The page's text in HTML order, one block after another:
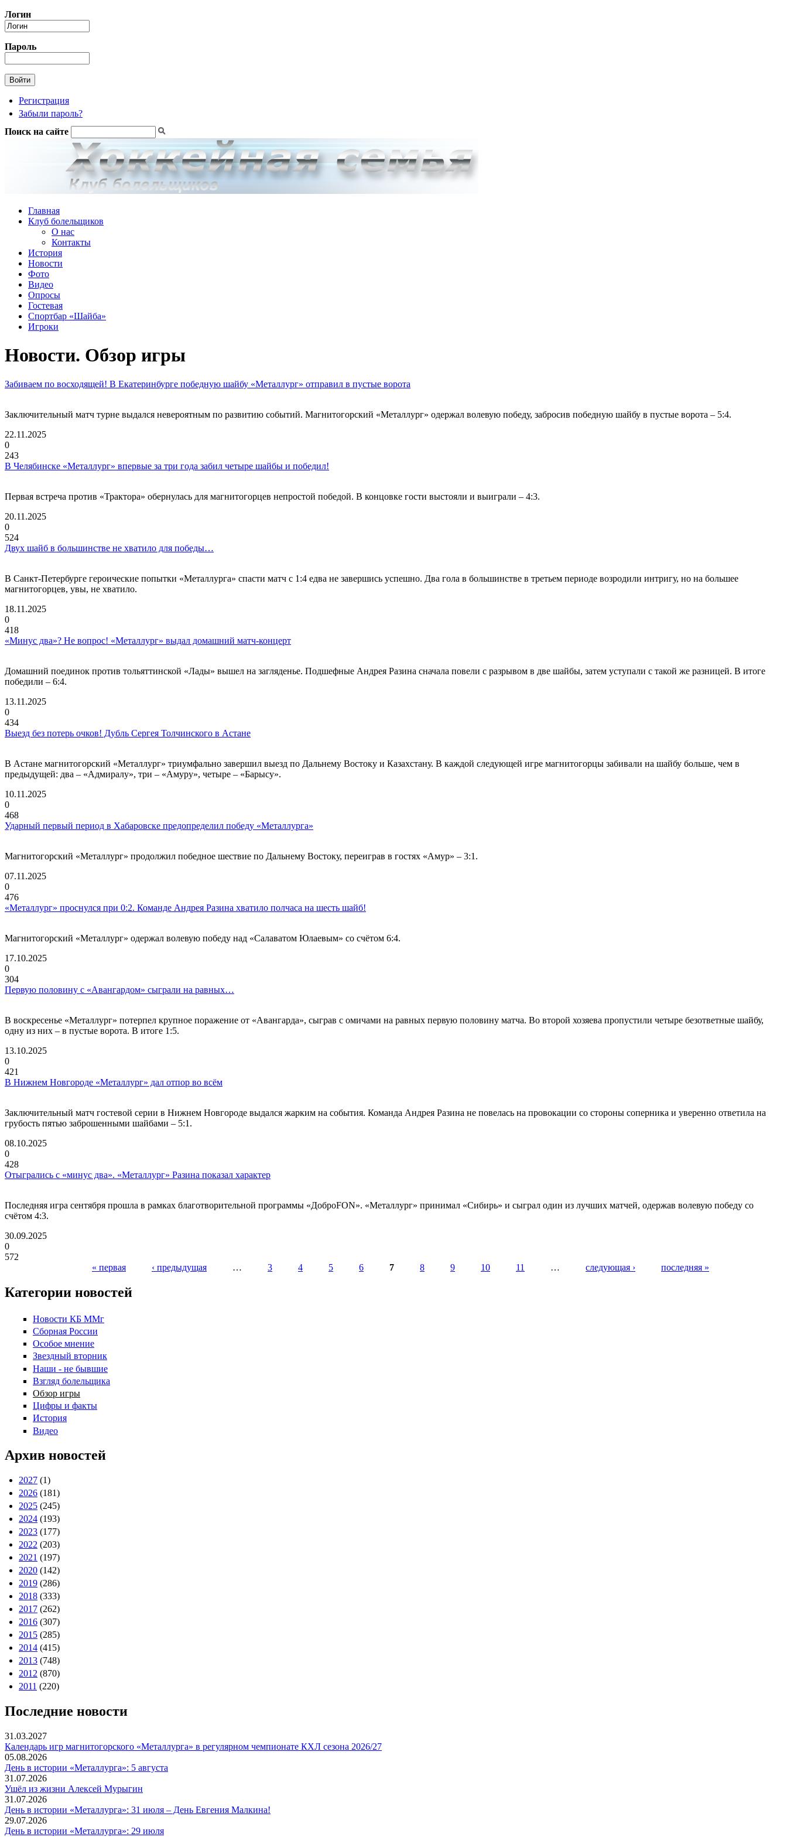
Перейти к основному содержанию
Логин
Пароль
Регистрация
Забыли пароль?
Форма поиска
Поиск на сайте
Главная
Клуб болельщиков
О нас
Контакты
История
Новости
Фото
Видео
Опросы
Гостевая
Спортбар «Шайба»
Игроки
Новости. Обзор игры
Забиваем по восходящей! В Екатеринбурге победную шайбу «Металлург» отправил в пустые ворота
Заключительный матч турне выдался невероятным по развитию событий. Магнитогорский «Металлург» одержал волевую победу, забросив победную шайбу в пустые ворота – 5:4.
22.11.2025
0
243
В Челябинске «Металлург» впервые за три года забил четыре шайбы и победил!
Первая встреча против «Трактора» обернулась для магнитогорцев непростой победой. В концовке гости выстояли и выиграли – 4:3.
20.11.2025
0
524
Двух шайб в большинстве не хватило для победы…
В Санкт-Петербурге героические попытки «Металлурга» спасти матч с 1:4 едва не завершись успешно. Два гола в большинстве в третьем периоде возродили интригу, но на большее
магнитогорцев, увы, не хватило.
18.11.2025
0
418
«Минус два»? Не вопрос! «Металлург» выдал домашний матч-концерт
Домашний поединок против тольяттинской «Лады» вышел на загляденье. Подшефные Андрея Разина сначала повели с разрывом в две шайбы, затем уступали с такой же разницей. В итоге
победили – 6:4.
13.11.2025
0
434
Выезд без потерь очков! Дубль Сергея Толчинского в Астане
В Астане магнитогорский «Металлург» триумфально завершил выезд по Дальнему Востоку и Казахстану. В каждой следующей игре магнитогорцы забивали на шайбу больше, чем в
предыдущей: два – «Адмиралу», три – «Амуру», четыре – «Барысу».
10.11.2025
0
468
Ударный первый период в Хабаровске предопределил победу «Металлурга»
Магнитогорский «Металлург» продолжил победное шествие по Дальнему Востоку, переиграв в гостях «Амур» – 3:1.
07.11.2025
0
476
«Металлург» проснулся при 0:2. Команде Андрея Разина хватило полчаса на шесть шайб!
Магнитогорский «Металлург» одержал волевую победу над «Салаватом Юлаевым» со счётом 6:4.
17.10.2025
0
304
Первую половину с «Авангардом» сыграли на равных…
В воскресенье «Металлург» потерпел крупное поражение от «Авангарда», сыграв с омичами на равных первую половину матча. Во второй хозяева пропустили четыре безответные шайбу,
одну из них – в пустые ворота. В итоге 1:5.
13.10.2025
0
421
В Нижнем Новгороде «Металлург» дал отпор во всём
Заключительный матч гостевой серии в Нижнем Новгороде выдался жарким на события. Команда Андрея Разина не повелась на провокации со стороны соперника и уверенно ответила на
грубость пятью заброшенными шайбами – 5:1.
08.10.2025
0
428
Отыгрались с «минус два». «Металлург» Разина показал характер
Последняя игра сентября прошла в рамках благотворительной программы «ДоброFON». «Металлург» принимал «Сибирь» и сыграл один из лучших матчей, одержав волевую победу со
счётом 4:3.
30.09.2025
0
572
« первая ‹ предыдущая … 3 4 5 6 7 8 9 10 11 … следующая › последняя »
Категории новостей
Новости КБ ММг
Сборная России
Особое мнение
Звездный вторник
Наши - не бывшие
Взгляд болельщика
Обзор игры
Цифры и факты
История
Видео
Архив новостей
2027 (1)
2026 (181)
2025 (245)
2024 (193)
2023 (177)
2022 (203)
2021 (197)
2020 (142)
2019 (286)
2018 (333)
2017 (262)
2016 (307)
2015 (285)
2014 (415)
2013 (748)
2012 (870)
2011 (220)
Последние новости
31.03.2027
Календарь игр магнитогорского «Металлурга» в регулярном чемпионате КХЛ сезона 2026/27
05.08.2026
День в истории «Металлурга»: 5 августа
31.07.2026
Ушёл из жизни Алексей Мурыгин
31.07.2026
День в истории «Металлурга»: 31 июля – День Евгения Малкина!
29.07.2026
День в истории «Металлурга»: 29 июля